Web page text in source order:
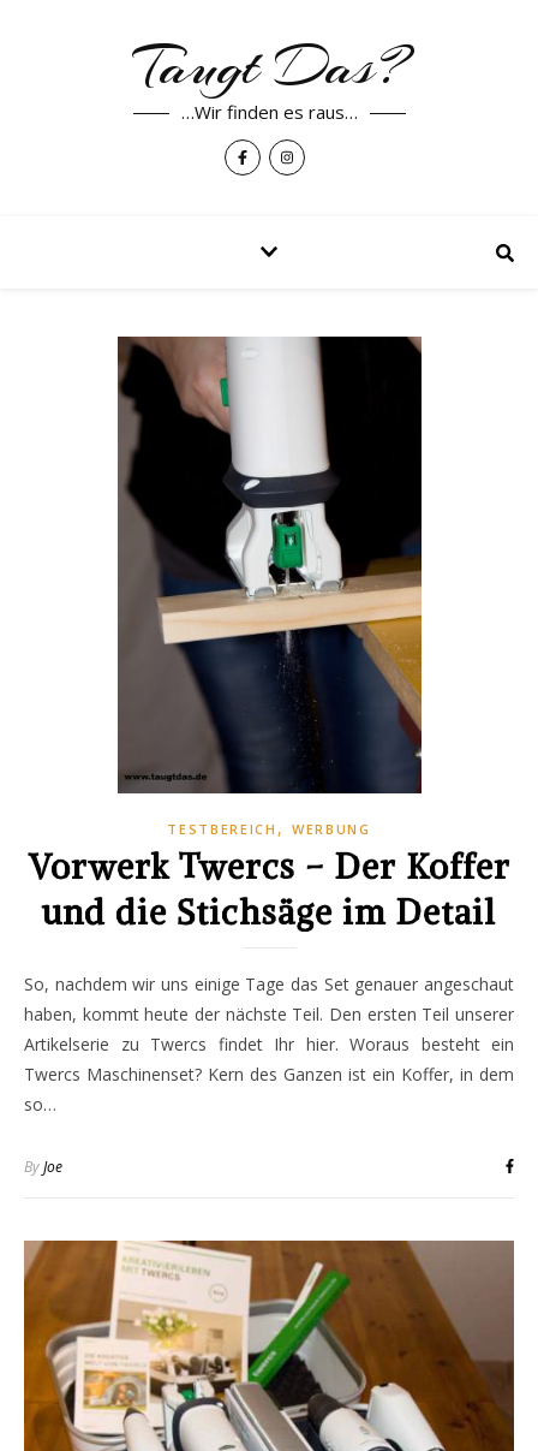
Taugt Das?
…Wir finden es raus…
TESTBEREICH , WERBUNG
Vorwerk Twercs – Der Koffer
und die Stichsäge im Detail
So, nachdem wir uns einige Tage das Set genauer angeschaut
haben, kommt heute der nächste Teil. Den ersten Teil unserer
Artikelserie zu Twercs findet Ihr hier. Woraus besteht ein
Twercs Maschinenset? Kern des Ganzen ist ein Koffer, in dem
so…
ByJoe